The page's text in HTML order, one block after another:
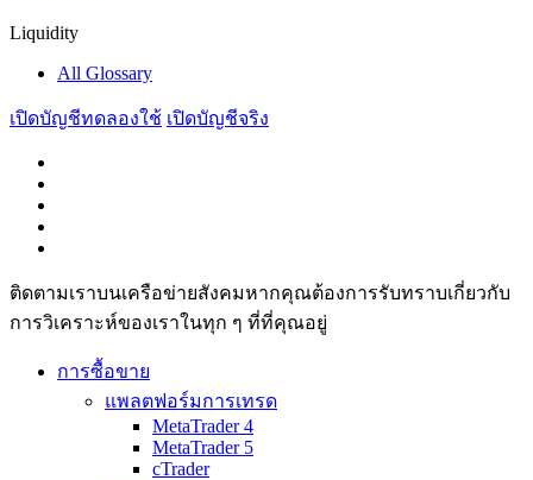
Liquidity
All Glossary
เปิดบัญชีทดลองใช้ เปิดบัญชีจริง
ติดตามเราบนเครือข่ายสังคมหากคุณต้องการรับทราบเกี่ยวกับ
การวิเ­คราะห์ของเราในทุก ๆ ที่ที่คุณอยู่
การซื้อขาย
แพลตฟอร์มการเทรด
MetaTrader 4
MetaTrader 5
cTrader